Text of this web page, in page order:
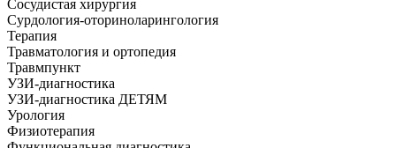
Сосудистая хирургия
Сурдология-оториноларингология
Терапия
Травматология и ортопедия
Травмпункт
УЗИ-диагностика
УЗИ-диагностика ДЕТЯМ
Урология
Физиотерапия